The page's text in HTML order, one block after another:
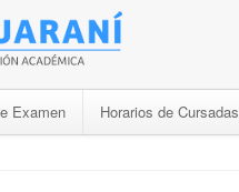
Examen Horarios de Cursadas